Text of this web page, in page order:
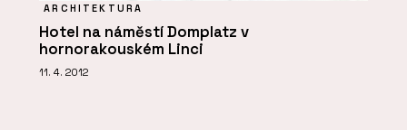
ARCHITEKTURA
Hotel na náměstí Domplatz v
hornorakouském Linci
11. 4. 2012